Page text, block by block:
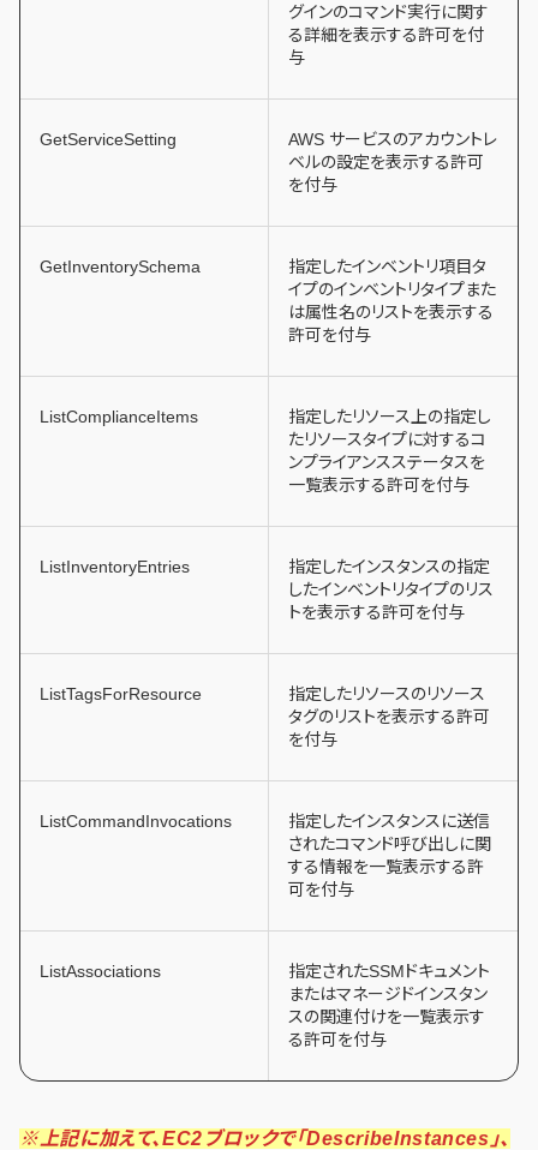
グインのコマンド実行に関す
る詳細を表示する許可を付
与
GetServiceSetting
AWS サービスのアカウントレ
ベルの設定を表示する許可
を付与
GetInventorySchema
指定したインベントリ項目タ
イプのインベントリタイプまた
は属性名のリストを表示する
許可を付与
ListComplianceItems
指定したリソース上の指定し
たリソースタイプに対するコ
ンプライアンスステータスを
一覧表示する許可を付与
ListInventoryEntries
指定したインスタンスの指定
したインベントリタイプのリス
トを表示する許可を付与
ListTagsForResource
指定したリソースのリソース
タグのリストを表示する許可
を付与
ListCommandInvocations
指定したインスタンスに送信
されたコマンド呼び出しに関
する情報を一覧表示する許
可を付与
ListAssociations
指定されたSSMドキュメント
またはマネージドインスタン
スの関連付けを一覧表示す
る許可を付与
※上記に加えて、EC2ブロックで「DescribeInstances」、